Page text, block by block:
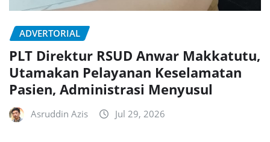
ADVERTORIAL
PLT Direktur RSUD Anwar Makkatutu,
Utamakan Pelayanan Keselamatan
Pasien, Administrasi Menyusul
Asruddin Azis Jul 29, 2026